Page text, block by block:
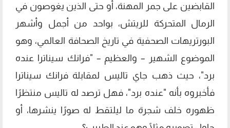
القابضين على جمر المهنة، أو حتى الذين يغوصون في
الرمال المتحركة للريتش، بواحد من أجمل وأشهر
البورتريهات الصحفية في تاريخ الصحافة العالمي، وهو
الموضوع الشهير – والعظيم – "فرانك سيناترا عنده
برد"، حيث ذهب جاي تاليس لمقابلة فرانك سيناترا
فأخبروه بأنه "عنده برد"، فهل ترصد له تاليس منتظرًا
ظهوره خلف شجرة ما ليلتقط له صورًا ينشرها، أو